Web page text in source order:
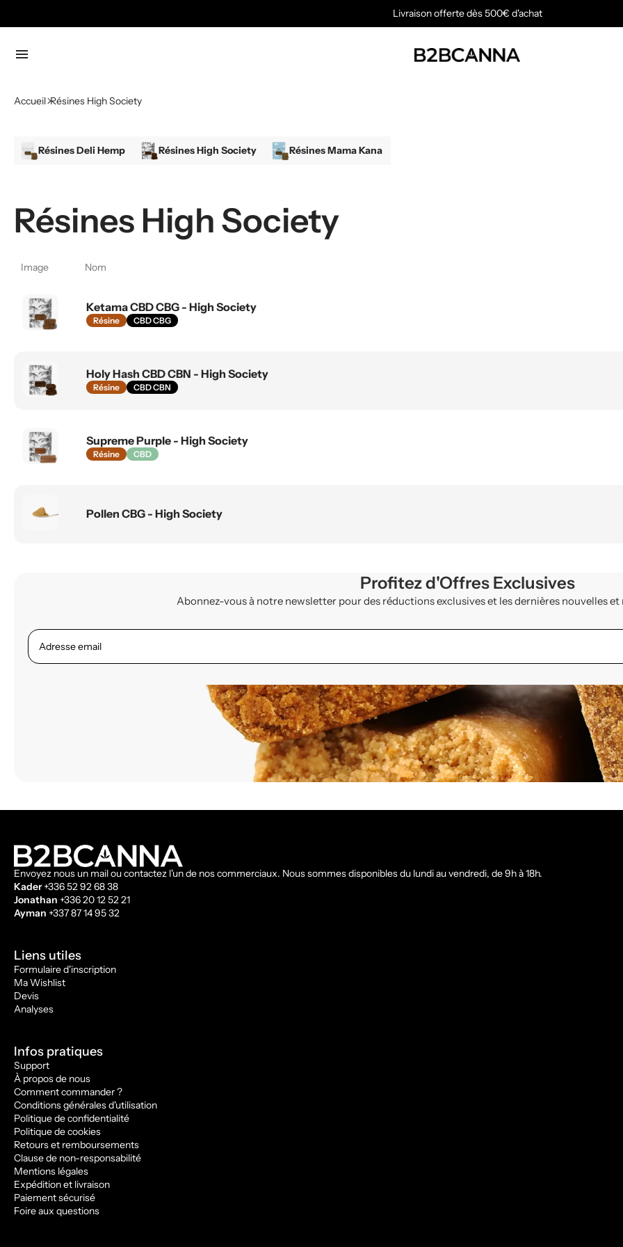
Livraison offerte dès 500€ d'achat
menu
Accueil Résines High Society
Résines Deli Hemp Résines High Society Résines Mama Kana
Résines High Society
Image Nom
Ketama CBD CBG - High Society
Résine CBD CBG
Holy Hash CBD CBN - High Society
Résine CBD CBN
Supreme Purple - High Society
Résine CBD
Pollen CBG - High Society
Profitez d'Offres Exclusives
Abonnez-vous à notre newsletter pour des réductions exclusives et les dernières nouvelles
Adresse email
Envoyez nous un mail ou contactez l'un de nos commerciaux. Nous sommes disponibles du lundi au vendredi, de 9h à 18h.
Kader+336 52 92 68 38
Jonathan +336 20 12 52 21
Ayman +337 87 14 95 32
Liens utiles
Formulaire d'inscription
Ma Wishlist
Devis
Analyses
Infos pratiques
Support
À propos de nous
Comment commander ?
Conditions générales d'utilisation
Politique de confidentialité
Politique de cookies
Retours et remboursements
Clause de non-responsabilité
Mentions légales
Expédition et livraison
Paiement sécurisé
Foire aux questions